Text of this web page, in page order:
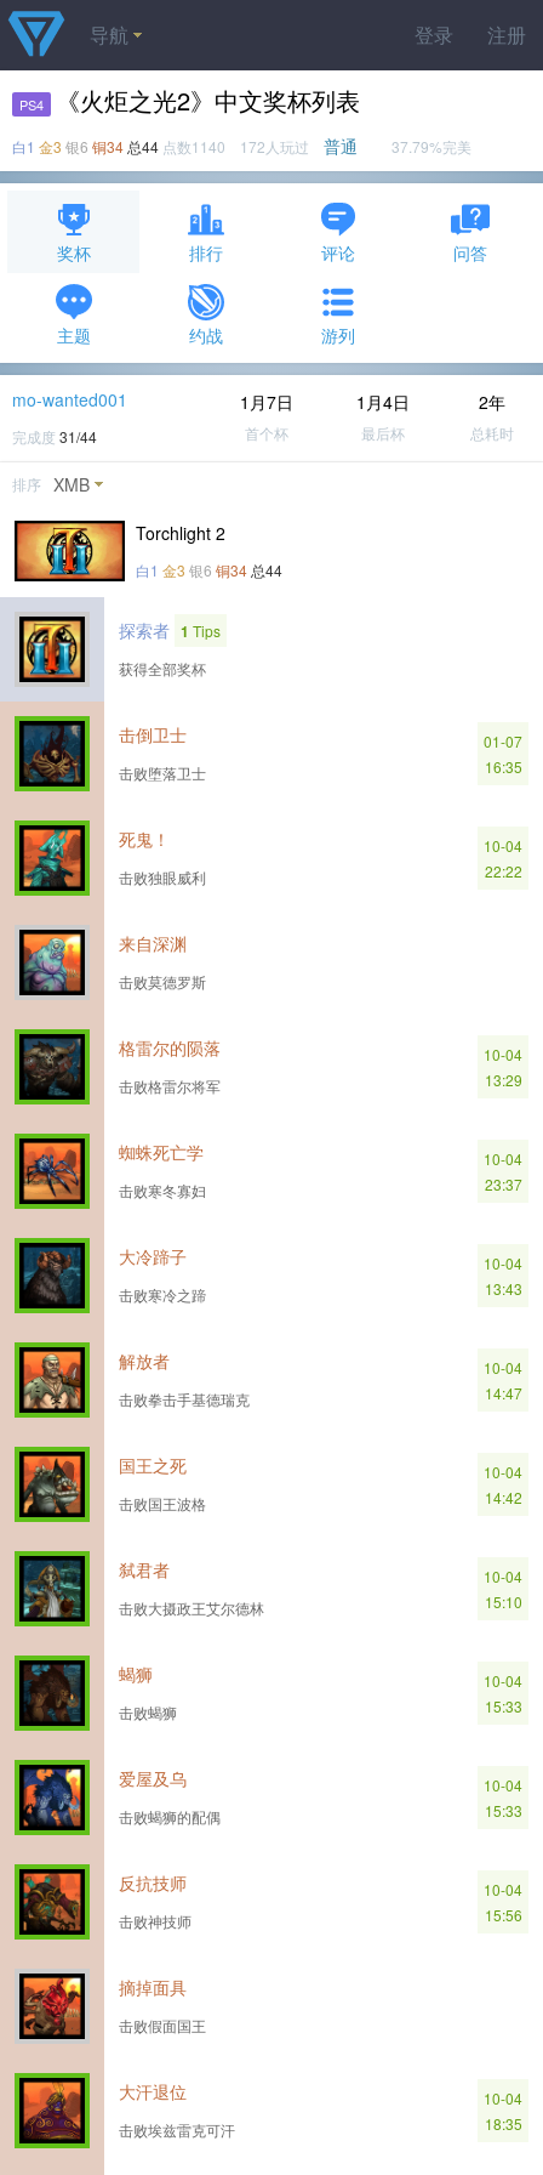
登录 注册
导航
PS4 《火炬之光2》中文奖杯列表
白1 金3 银6 铜34 总44 点数1140 172人玩过 普通 37.79%完美
奖杯 排行 评论 问答
主题 约战 游列
mo-wanted001
完成度 31/44
1月7日
首个杯
1月4日
最后杯
2年
总耗时
排序 XMB
Torchlight 2
白1 金3 银6 铜34 总44
探索者 1 Tips
获得全部奖杯
击倒卫士
击败堕落卫士
01-07
16:35
死鬼！
击败独眼威利
10-04
22:22
来自深渊
击败莫德罗斯
格雷尔的陨落
击败格雷尔将军
10-04
13:29
蜘蛛死亡学
击败寒冬寡妇
10-04
23:37
大冷蹄子
击败寒冷之蹄
10-04
13:43
解放者
击败拳击手基德瑞克
10-04
14:47
国王之死
击败国王波格
10-04
14:42
弑君者
击败大摄政王艾尔德林
10-04
15:10
蝎狮
击败蝎狮
10-04
15:33
爱屋及乌
击败蝎狮的配偶
10-04
15:33
反抗技师
击败神技师
10-04
15:56
摘掉面具
击败假面国王
大汗退位
击败埃兹雷克可汗
10-04
18:35